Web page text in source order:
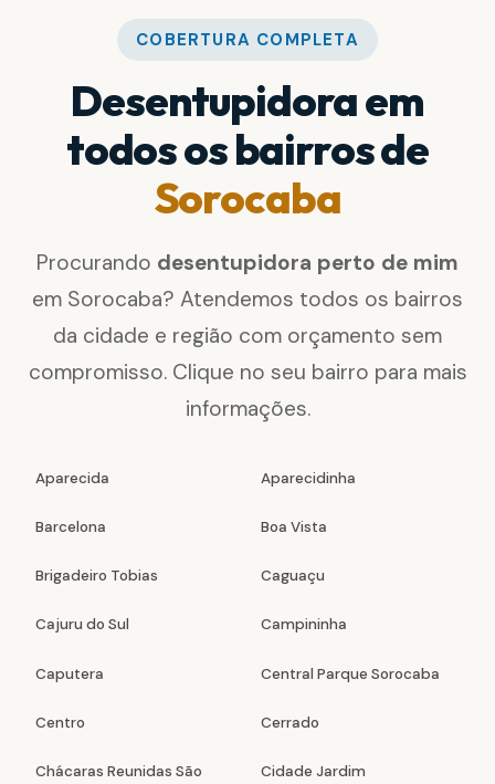
COBERTURA COMPLETA
Desentupidora em
todos os bairros de
Sorocaba
Procurando desentupidora perto de mim
em Sorocaba? Atendemos todos os bairros
da cidade e região com orçamento sem
compromisso. Clique no seu bairro para mais
informações.
Aparecida Aparecidinha
Barcelona Boa Vista
Brigadeiro Tobias Caguaçu
Cajuru do Sul Campininha
Caputera Central Parque Sorocaba
Centro Cerrado
Chácaras Reunidas São Cidade Jardim